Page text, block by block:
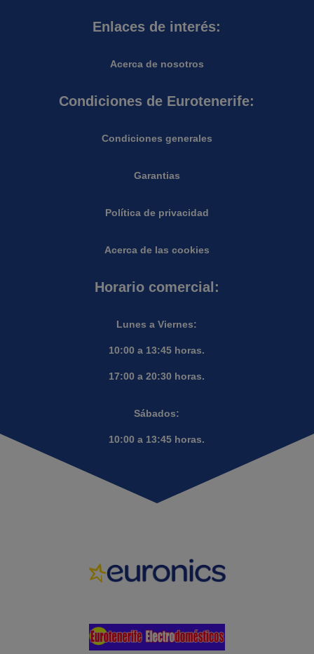
Enlaces de interés:
Acerca de nosotros
Condiciones de Eurotenerife:
Condiciones generales
Garantias
Política de privacidad
Acerca de las cookies
Horario comercial:
Lunes a Viernes:
10:00 a 13:45 horas.
17:00 a 20:30 horas.
Sábados:
10:00 a 13:45 horas.